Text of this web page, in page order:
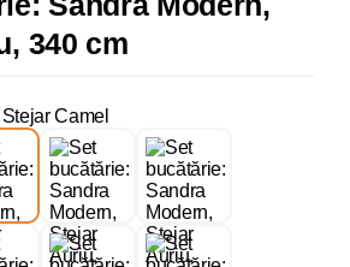
340 cm
Camel